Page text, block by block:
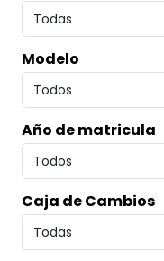
Modelo
Año de matricula
Caja de Cambios